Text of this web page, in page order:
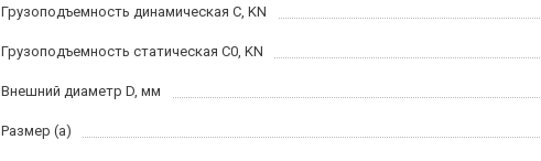
Грузоподъемность динамическая C, KN
Грузоподъемность статическая C0, KN
Внешний диаметр D, мм
Размер (a)